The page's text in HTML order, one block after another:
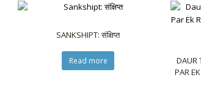
SANKSHIPT: संक्षिप्त
Read more
DAUR
PAR